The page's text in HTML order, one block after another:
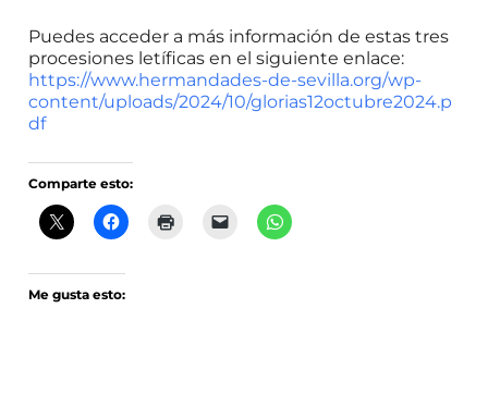
Puedes acceder a más información de estas tres
procesiones letíficas en el siguiente enlace:
https://www.hermandades-de-sevilla.org/wp-
content/uploads/2024/10/glorias12octubre2024.p
df
Comparte esto:
Me gusta esto: